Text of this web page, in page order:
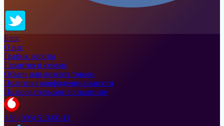
Блог
О нас
График работы
Гарантия и сервис
Обмен или возврат товара
Политика конфиденциальности
Пользовательское соглашение
+38 (095) 513-00-11